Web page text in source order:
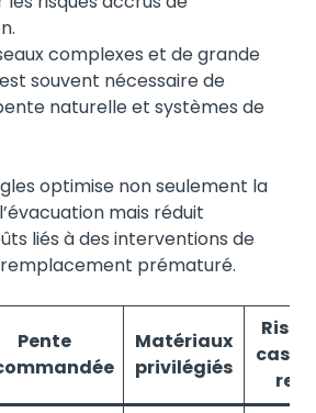
complexes et de grande
souvent nécessaire de
naturelle et systèmes de
optimise non seulement la
mais réduit
liés à des interventions de
prématuré.
Pente
Matériaux
privilégiés
cas